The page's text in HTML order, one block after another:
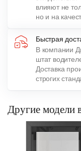
влияют не
но и на
Быстрая
В компании
штат
Доставка
строгих
Другие модели